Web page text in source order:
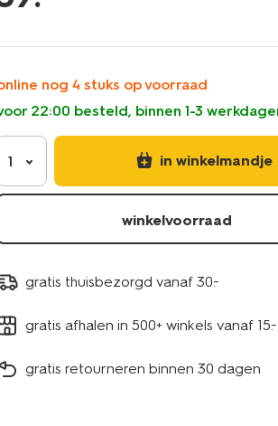
nog 4 stuks op voorraad
22:00 besteld, binnen 1-3
1 in winkelmandje
winkelvoorraad
gratis thuisbezorgd vanaf 30.-
gratis afhalen in 500+ winkels vanaf 15.-
gratis retourneren binnen 30 dagen